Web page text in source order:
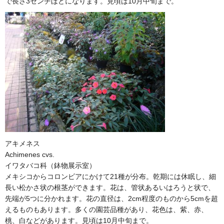
アキメネス
Achimenes cvs.
イワタバコ科（鉢物展示室）
メキシコからコロンビアにかけて21種が分布。乾期には休眠し、細
長い松かさ状の根茎ができます。花は、管状あるいはろうと状で、
先端が5つに分かれます。花の直径は、2cm程度のものから5cmを超
えるものもあります。多くの園芸品種があり、花色は、紫、赤、
桃、白などがあります。見頃は10月中旬まで。